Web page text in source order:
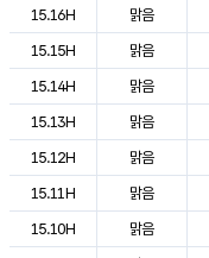
15.16H
맑음
15.15H
맑음
15.14H
맑음
15.13H
맑음
15.12H
맑음
15.11H
맑음
15.10H
맑음